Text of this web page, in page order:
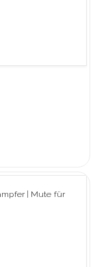
| Mute für